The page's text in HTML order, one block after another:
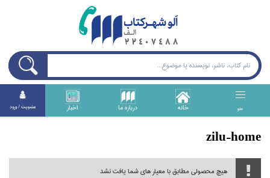
منو خانه درباره ما اخبار عضويت / ورود
zilu-home
هیچ محصولی مطابق با معیار های شما یافت نشد